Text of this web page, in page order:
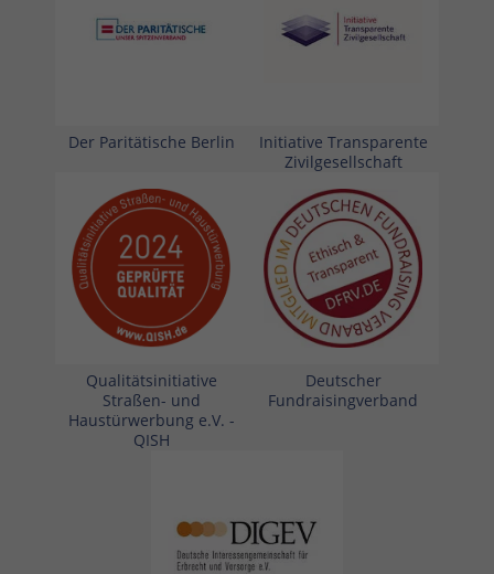
Der Paritätische Berlin
Initiative Transparente
Zivilgesellschaft
Qualitätsinitiative
Straßen- und
Haustürwerbung e.V. -
QISH
Deutscher
Fundraisingverband